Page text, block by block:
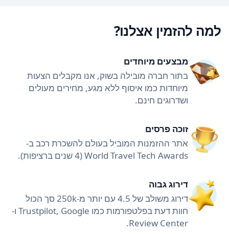
למה להזמין אצלנו?
מבצעים מיוחדים
בתור חברה מובילה בשוק, אנו מקבלים הצעות
מיוחדות כמו איסוף ללא מגע, מחירים מעולים
ושדרוגים חינם.
זוכה פרסים
אתר ההזמנות המוביל בעולם להשכרת רכב ב-
World Travel Tech Awards (4 שנים ברציפות).
דירוג גבוה
דירוג משולב של 4.5 עם יותר מ-250k סך הכול
חוות דעת בפלטפורמות כמו Trustpilot, Google ו-
Review Center.